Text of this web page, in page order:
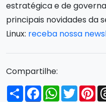
estratégica e de
principais novidades da
Linux: receba nossa
Compartilhe:
Compartilhar
FacebookWhatsApp
Twitter